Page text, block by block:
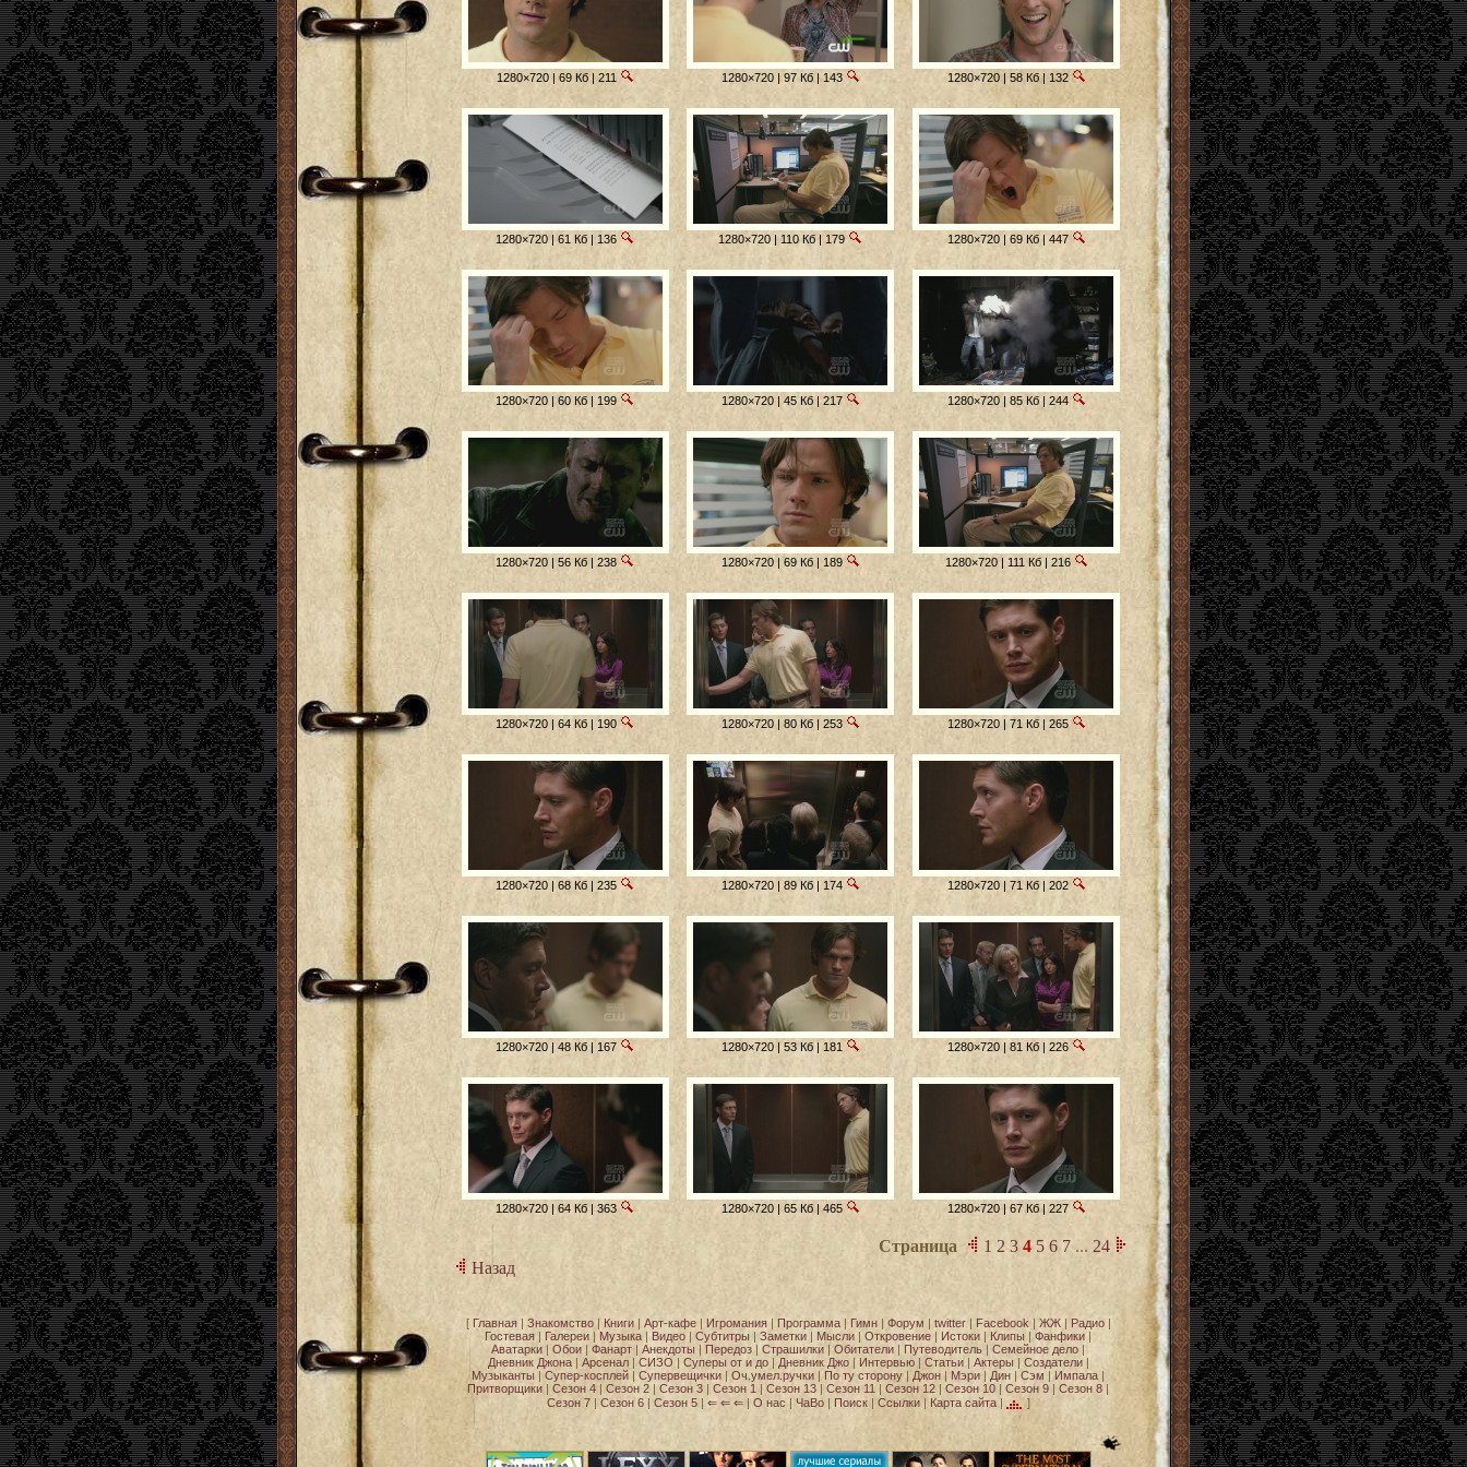
1280×720 | 69 Кб | 211 1280×720 | 97 Кб | 143 1280×720 | 58 Кб | 132
1280×720 | 61 Кб | 136 1280×720 | 110 Кб | 179 1280×720 | 69 Кб | 447
1280×720 | 60 Кб | 199 1280×720 | 45 Кб | 217 1280×720 | 85 Кб | 244
1280×720 | 56 Кб | 238 1280×720 | 69 Кб | 189 1280×720 | 111 Кб | 216
1280×720 | 64 Кб | 190 1280×720 | 80 Кб | 253 1280×720 | 71 Кб | 265
1280×720 | 68 Кб | 235 1280×720 | 89 Кб | 174 1280×720 | 71 Кб | 202
1280×720 | 48 Кб | 167 1280×720 | 53 Кб | 181 1280×720 | 81 Кб | 226
1280×720 | 64 Кб | 363 1280×720 | 65 Кб | 465 1280×720 | 67 Кб | 227
Страница 1 2 3 4 5 6 7 ... 24
Назад
[ Главная| Знакомство| Книги| Арт-кафе| Игромания| Программа| Гимн| Форум | twitter| Facebook | ЖЖ| Радио|
Гостевая | Галереи | Музыка | Видео | Субтитры | Заметки | Мысли | Откровение | Истоки | Клипы | Фанфики |
Аватарки | Обои | Фанарт | Анекдоты | Передоз | Страшилки | Обитатели | Путеводитель | Семейное дело |
Дневник Джона| Арсенал| СИЗО | Суперы от и до| Дневник Джо| Интервью| Статьи| Актеры| Создатели|
Музыканты | Супер-косплей | Супервещички | Оч.умел.ручки | По ту сторону | Джон | Мэри | Дин | Сэм | Импала |
Притворщики | Сезон 4 | Сезон 2 | Сезон 3 | Сезон 1 | Сезон 13 | Сезон 11 | Сезон 12 | Сезон 10 | Сезон 9 | Сезон 8 |
Сезон 7| Сезон 6| Сезон 5| ⇐ ⇐ ⇐| О нас | ЧаВо| Поиск| Ссылки| Карта сайта| ]